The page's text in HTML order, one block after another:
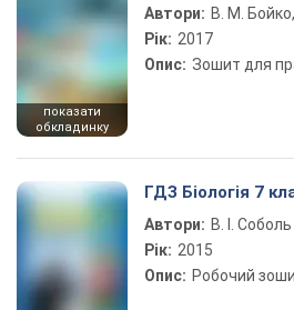
показати
обкладинку
Автори: В. М.
Рік: 2017
Опис: Зошит для
ГДЗ Біологія 7
Автори: В. І. Соболь
Рік: 2015
Опис: Робочий